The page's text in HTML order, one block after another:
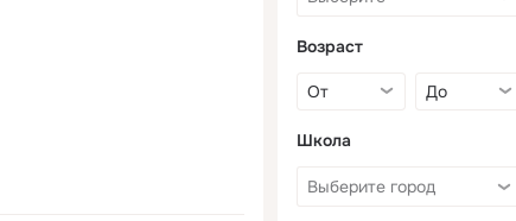
Возраст
Школа